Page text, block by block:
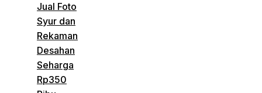
Jual Foto
Syur dan
Rekaman
Desahan
Seharga
Rp350